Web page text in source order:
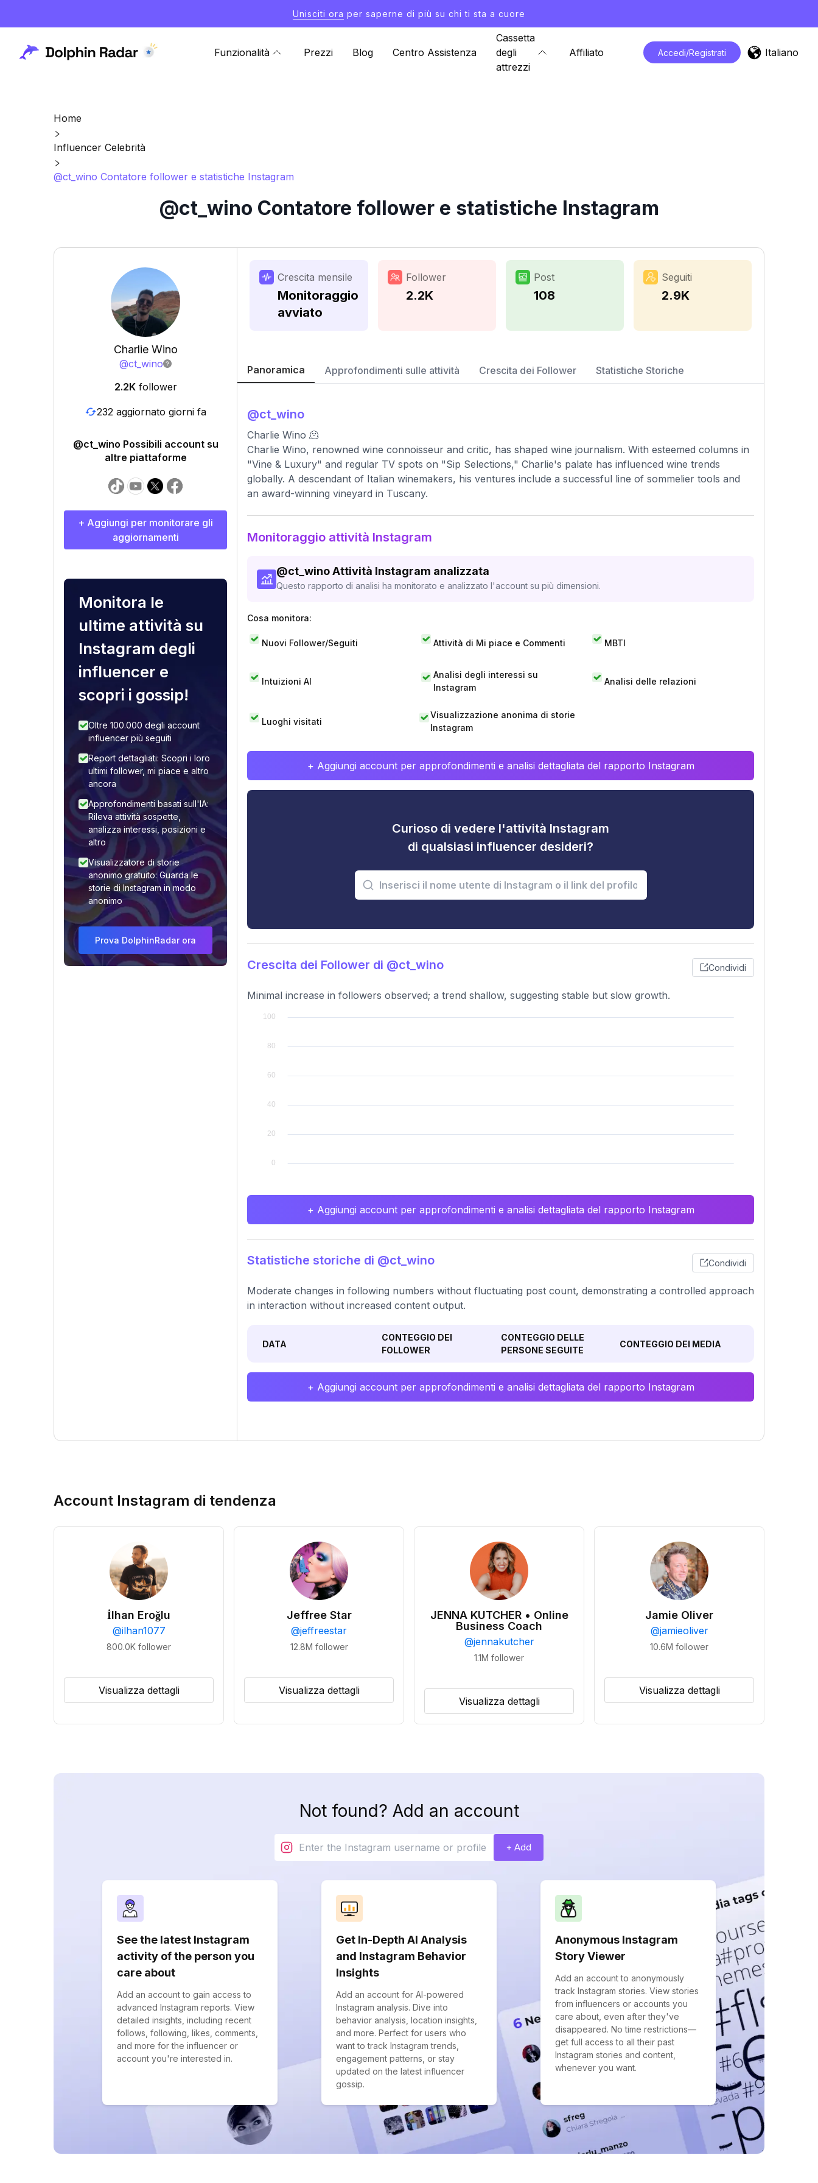
Unisciti ora per saperne di più su chi ti sta a cuore
Funzionalità Prezzi Blog Centro Assistenza
Cassetta
degli
attrezzi
Affiliato Accedi/Registrati Italiano
Home
Influencer Celebrità
@ct_wino Contatore follower e statistiche Instagram
@ct_wino Contatore follower e statistiche Instagram
Charlie Wino
@ct_wino
2.2K follower
232 aggiornato giorni fa
@ct_wino Possibili account su
altre piattaforme
+ Aggiungi per monitorare gli
aggiornamenti
Monitora le
ultime attività su
Instagram degli
influencer e
scopri i gossip!
Oltre 100.000 degli account
influencer più seguiti
Report dettagliati: Scopri i loro
ultimi follower, mi piace e altro
ancora
Approfondimenti basati sull'IA:
Rileva attività sospette,
analizza interessi, posizioni e
altro
Visualizzatore di storie
anonimo gratuito: Guarda le
storie di Instagram in modo
anonimo
Prova DolphinRadar ora
Crescita mensile
Monitoraggio
avviato
Follower
2.2K
Post
108
Seguiti
2.9K
Panoramica Approfondimenti sulle attività Crescita dei Follower Statistiche Storiche
@ct_wino
Charlie Wino 🫠
Charlie Wino, renowned wine connoisseur and critic, has shaped wine journalism. With esteemed columns in
"Vine & Luxury" and regular TV spots on "Sip Selections," Charlie's palate has influenced wine trends
globally. A descendant of Italian winemakers, his ventures include a successful line of sommelier tools and
an award-winning vineyard in Tuscany.
Monitoraggio attività Instagram
@ct_winoAttività Instagram analizzata
Questo rapporto di analisi ha monitorato e analizzato l'account su più dimensioni.
Cosa monitora:
Nuovi Follower/Seguiti Attività di Mi piace e Commenti MBTI
Intuizioni AI
Analisi degli interessi su
Instagram
Analisi delle relazioni
Luoghi visitati
Visualizzazione anonima di storie
Instagram
+ Aggiungi account per approfondimenti e analisi dettagliata del rapporto Instagram
Curioso di vedere l'attività Instagram
di qualsiasi influencer desideri?
Crescita dei Follower di @ct_wino Condividi
Minimal increase in followers observed; a trend shallow, suggesting stable but slow growth.
+ Aggiungi account per approfondimenti e analisi dettagliata del rapporto Instagram
Statistiche storiche di @ct_wino Condividi
Moderate changes in following numbers without fluctuating post count, demonstrating a controlled approach
in interaction without increased content output.
DATA
CONTEGGIO DEI
FOLLOWER
CONTEGGIO DELLE
PERSONE SEGUITE
CONTEGGIO DEI MEDIA
+ Aggiungi account per approfondimenti e analisi dettagliata del rapporto Instagram
Account Instagram di tendenza
İlhan Eroğlu
@ilhan1077
800.0K follower
Visualizza dettagli
Jeffree Star
@jeffreestar
12.8M follower
Visualizza dettagli
JENNA KUTCHER • Online
Business Coach
@jennakutcher
1.1M follower
Visualizza dettagli
Jamie Oliver
@jamieoliver
10.6M follower
Visualizza dettagli
Not found? Add an account
+ Add
See the latest Instagram
activity of the person you
care about
Add an account to gain access to
advanced Instagram reports. View
detailed insights, including recent
follows, following, likes, comments,
and more for the influencer or
account you're interested in.
Get In-Depth AI Analysis
and Instagram Behavior
Insights
Add an account for AI-powered
Instagram analysis. Dive into
behavior analysis, location insights,
and more. Perfect for users who
want to track Instagram trends,
engagement patterns, or stay
updated on the latest influencer
gossip.
Anonymous Instagram
Story Viewer
Add an account to anonymously
track Instagram stories. View stories
from influencers or accounts you
care about, even after they've
disappeared. No time restrictions—
get full access to all their past
Instagram stories and content,
whenever you want.